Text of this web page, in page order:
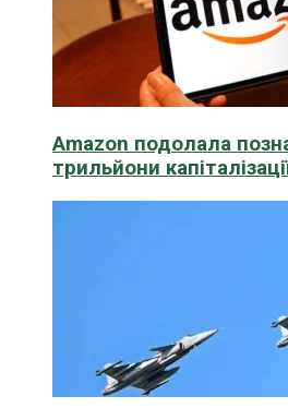
Amazon подолала
трильйони